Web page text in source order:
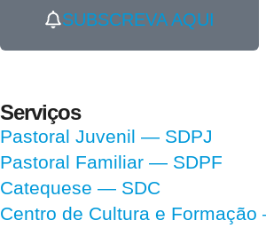
SUBSCREVA AQUI
Serviços
Pastoral Juvenil — SDPJ
Pastoral Familiar — SDPF
Catequese — SDC
Centro de Cultura e